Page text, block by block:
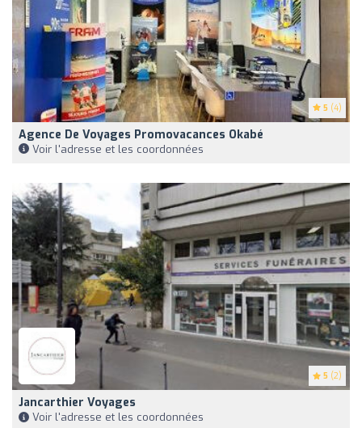
5 (4)
Agence De Voyages Promovacances Okabé
Voir l'adresse et les coordonnées
5 (2)
Jancarthier Voyages
Voir l'adresse et les coordonnées